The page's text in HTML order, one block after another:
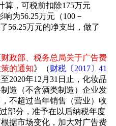
算，可税前扣除175万元
响为56.25万元（100－
56.25万元的净支出，做了
财政部、税务总局关于广告费
的通知》（财税〔2017〕41
2020年12月31日止，化妆品
造（不含酒类制造）企业发
不超过当年销售（营业）收
部分，准予在以后纳税年度
据市场变化，加大对广告费